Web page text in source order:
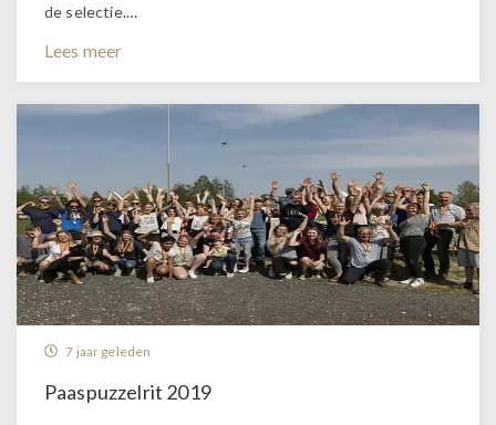
de selectie.…
Lees meer
7 jaar geleden
Paaspuzzelrit 2019